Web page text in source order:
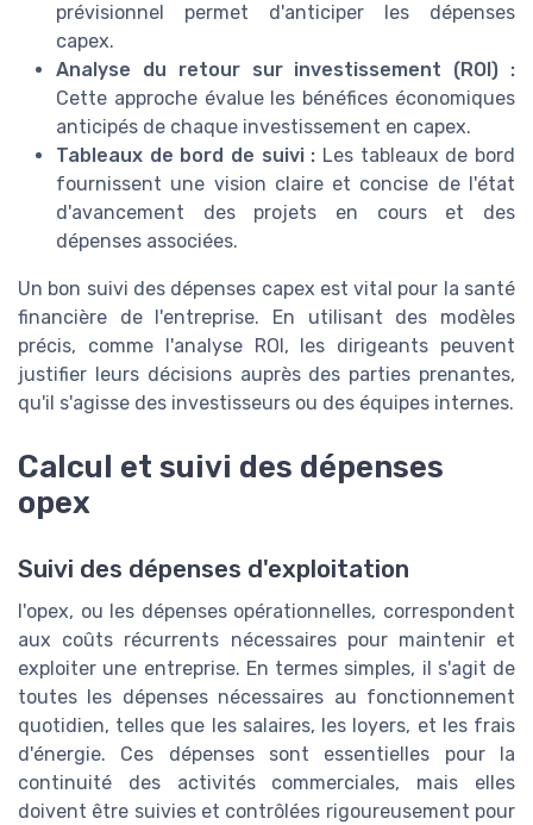
prévisionnel permet d'anticiper les dépenses
capex.
Analyse du retour sur investissement (ROI) :
Cette approche évalue les bénéfices économiques
anticipés de chaque investissement en capex.
Tableaux de bord de suivi : Les tableaux de bord
fournissent une vision claire et concise de l'état
d'avancement des projets en cours et des
dépenses associées.
Un bon suivi des dépenses capex est vital pour la santé
financière de l'entreprise. En utilisant des modèles
précis, comme l'analyse ROI, les dirigeants peuvent
justifier leurs décisions auprès des parties prenantes,
qu'il s'agisse des investisseurs ou des équipes internes.
Calcul et suivi des dépenses
opex
Suivi des dépenses d'exploitation
l'opex, ou les dépenses opérationnelles, correspondent
aux coûts récurrents nécessaires pour maintenir et
exploiter une entreprise. En termes simples, il s'agit de
toutes les dépenses nécessaires au fonctionnement
quotidien, telles que les salaires, les loyers, et les frais
d'énergie. Ces dépenses sont essentielles pour la
continuité des activités commerciales, mais elles
doivent être suivies et contrôlées rigoureusement pour